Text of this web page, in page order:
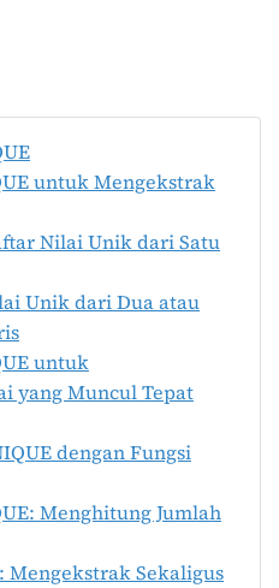
untuk Mengekstrak
Nilai Unik dari Satu
Unik dari Dua atau
untuk
yang Muncul Tepat
dengan Fungsi
Menghitung Jumlah
Mengekstrak Sekaligus